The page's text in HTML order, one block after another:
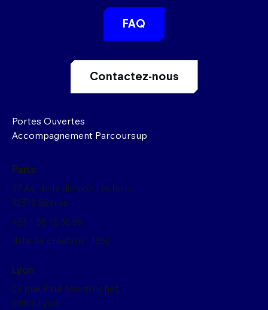
Portes Ouvertes
Accompagnement Parcoursup
FAQ
Contactez-nous
Paris
27 Av, de la division Leclerc,
92310 Sèvres
+33 1 59 13 36 00
date de création : 1993
Lyon
23 Rue Paul Montrochet,
69002 Lyon